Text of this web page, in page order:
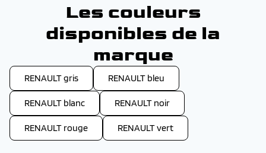
Les couleurs
disponibles de la
marque
RENAULT gris RENAULT bleu
RENAULT blanc RENAULT noir
RENAULT rouge RENAULT vert